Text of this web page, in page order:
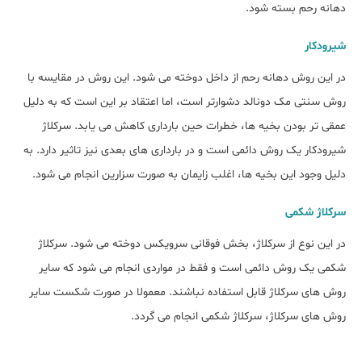
دهانه رحم بسته شود.
شیرودکار
در این روش دهانه رحم از داخل دوخته می شود. این روش در مقایسه با
روش سنتی مک دونالد دشوارتر است، اما اعتقاد بر این است که به دلیل
عمقی تر بودن بخیه ها، خطرات حین بارداری کاهش می یابد. سرکلاژ
شیرودکار یک روش دائمی است و در بارداری های بعدی نیز تاثیر دارد. به
دلیل وجود این بخیه ها، اغلب زایمان به صورت سزارین انجام می شود.
سرکلاژ شکمی
در این نوع از سرکلاژ، بخش فوقانی سرویکس دوخته می شود. سرکلاژ
شکمی یک روش دائمی است و فقط در مواردی انجام می شود که سایر
روش های سرکلاژ قابل استفاده نباشند. معمولا در صورت شکست سایر
روش های سرکلاژ، سرکلاژ شکمی انجام می گردد.